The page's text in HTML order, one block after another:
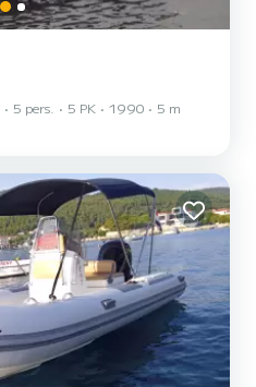
5 pers. 5 PK 1990 5 m